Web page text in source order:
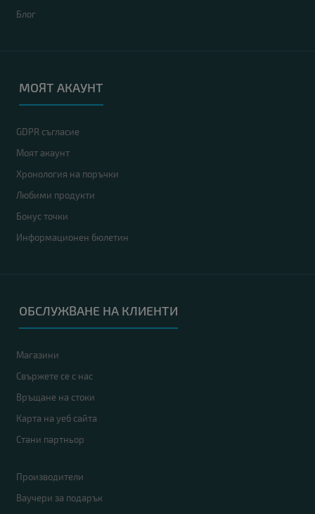
Блог
МОЯТ АКАУНТ
GDPR съгласие
Моят акаунт
Хронология на поръчки
Любими продукти
Бонус точки
Информационен бюлетин
ОБСЛУЖВАНЕ НА КЛИЕНТИ
Магазини
Свържете се с нас
Връщане на стоки
Карта на уеб сайта
Стани партньор
Производители
Ваучери за подарък